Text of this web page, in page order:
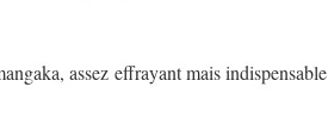
assez effrayant mais indispensable